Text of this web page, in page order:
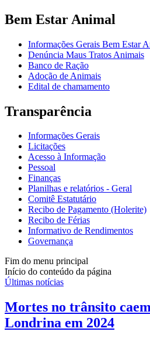
Bem Estar Animal
Informações Gerais Bem Estar
Denúncia Maus Tratos Animais
Banco de Ração
Adoção de Animais
Edital de chamamento
Transparência
Informações Gerais
Licitações
Acesso à Informação
Pessoal
Finanças
Planilhas e relatórios - Geral
Comitê Estatutário
Recibo de Pagamento (Holerite)
Recibo de Férias
Informativo de Rendimentos
Governança
Fim do menu principal
Início do conteúdo da página
Últimas notícias
Mortes no trânsito
Londrina em 2024